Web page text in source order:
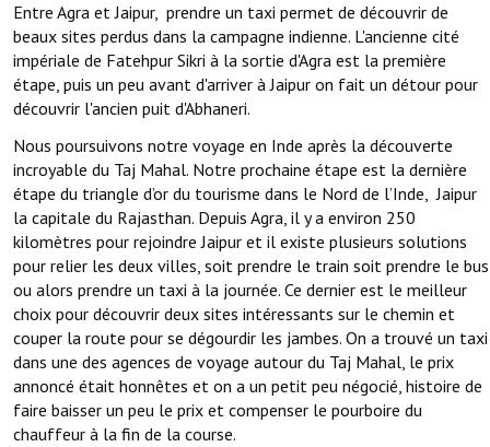
Entre Agra et Jaipur, prendre un taxi permet de découvrir de
beaux sites perdus dans la campagne indienne. L'ancienne cité
impériale de Fatehpur Sikri à la sortie d'Agra est la première
étape, puis un peu avant d'arriver à Jaipur on fait un détour pour
découvrir l'ancien puit d'Abhaneri.
Nous poursuivons notre voyage en Inde après la découverte
incroyable du Taj Mahal. Notre prochaine étape est la dernière
étape du triangle d’or du tourisme dans le Nord de l’Inde, Jaipur
la capitale du Rajasthan. Depuis Agra, il y a environ 250
kilomètres pour rejoindre Jaipur et il existe plusieurs solutions
pour relier les deux villes, soit prendre le train soit prendre le bus
ou alors prendre un taxi à la journée. Ce dernier est le meilleur
choix pour découvrir deux sites intéressants sur le chemin et
couper la route pour se dégourdir les jambes. On a trouvé un taxi
dans une des agences de voyage autour du Taj Mahal, le prix
annoncé était honnêtes et on a un petit peu négocié, histoire de
faire baisser un peu le prix et compenser le pourboire du
chauffeur à la fin de la course.